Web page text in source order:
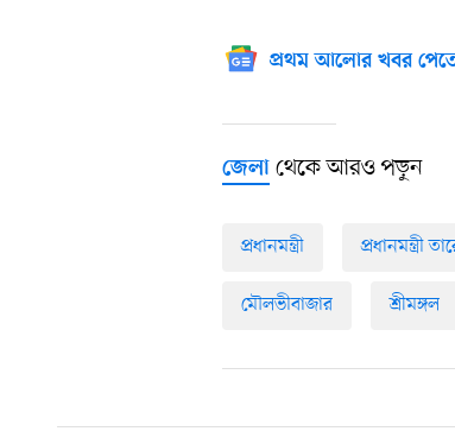
প্রথম আলোর খবর
জেলা থেকে আরও পড়ুন
প্রধানমন্ত্রী প্রধানমন্ত্রী
মৌলভীবাজার শ্রীমঙ্গল